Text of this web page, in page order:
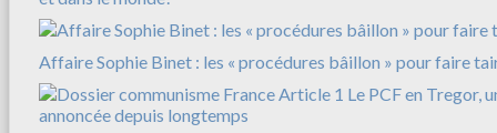
Affaire Sophie Binet : les « procédures bâillon » pour faire